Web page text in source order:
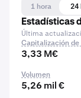
1 hora 24
Estadísticas
Última
Capitalización
3,33 M€
Volumen
5,26 mil €